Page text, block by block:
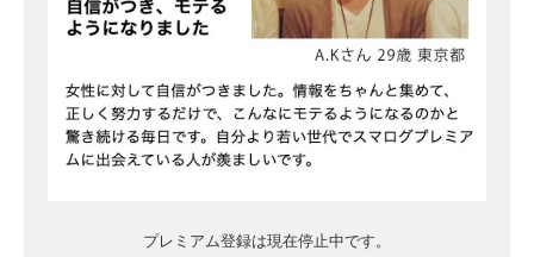
プレミアム登録は現在停止中です。